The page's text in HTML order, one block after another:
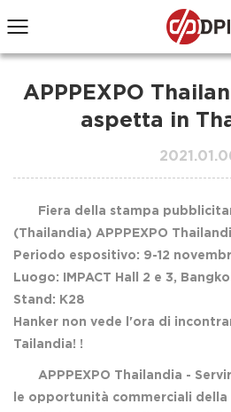
APPPEXPO
aspetta in
Fiera della stampa
(Thailandia) APPPEXPO
Periodo espositivo: 9-12
Luogo: IMPACT Hall 2 e 3,
Stand: K28
Hanker non vede l'ora di
Tailandia! !
APPPEXPO Thailandia -
le opportunità commerciali della